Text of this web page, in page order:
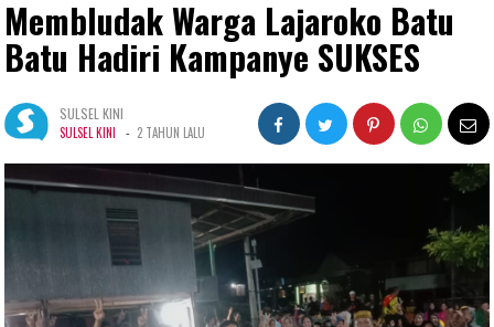
Membludak Warga Lajaroko Batu
Batu Hadiri Kampanye SUKSES
SULSEL KINI
SULSEL KINI - 2 TAHUN LALU